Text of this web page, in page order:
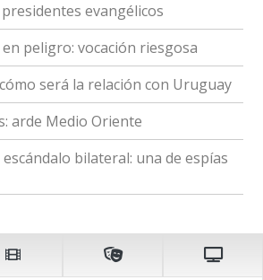
evangélicos
peligro: vocación riesgosa
será la relación con Uruguay
arde Medio Oriente
bilateral: una de espías